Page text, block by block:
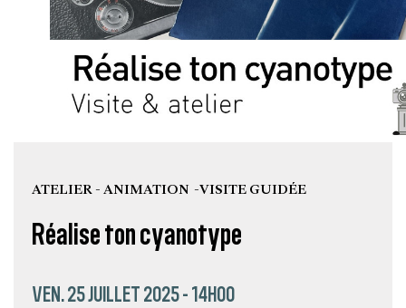
Réalise ton cyanotype
ATELIER - ANIMATION VISITE GUIDÉE
VEN. 25 JUILLET 2025 - 14H00